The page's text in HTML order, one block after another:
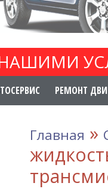
РЕМОНТ
Главная »